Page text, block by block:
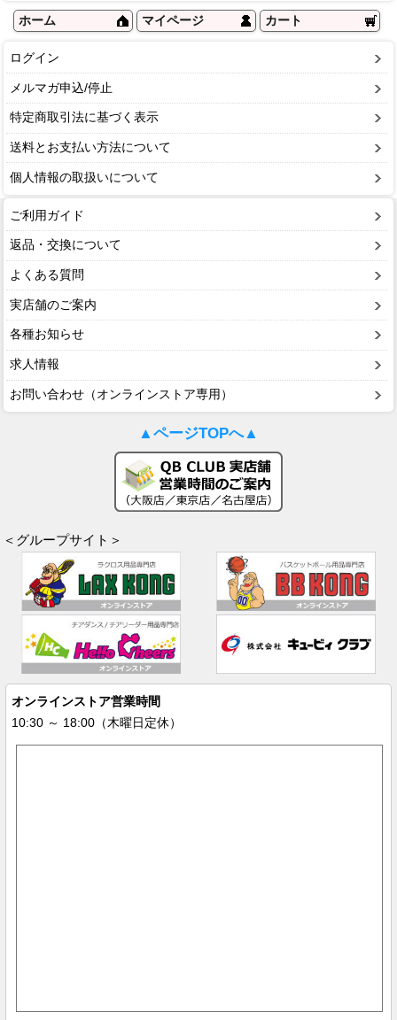
ホーム マイページ カート
ログイン
メルマガ申込/停止
特定商取引法に基づく表示
送料とお支払い方法について
個人情報の取扱いについて
ご利用ガイド
返品・交換について
よくある質問
実店舗のご案内
各種お知らせ
求人情報
お問い合わせ（オンラインストア専用）
▲ページTOPへ▲
＜グループサイト＞
オンラインストア営業時間
10:30 ～ 18:00（木曜日定休）